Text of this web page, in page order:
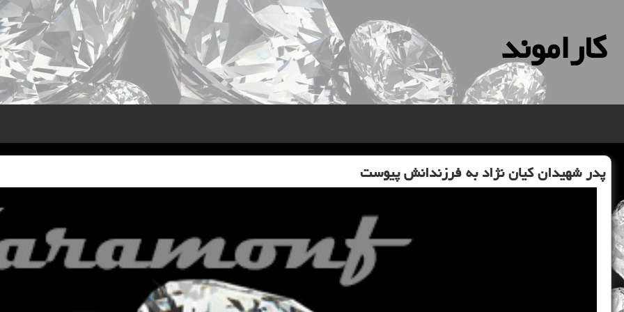
كاراموند
پدر شهیدان كیان نژاد به فرزندانش پیوست